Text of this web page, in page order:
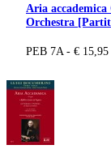
Aria
Orchestra
PEB 7A - € 15,95